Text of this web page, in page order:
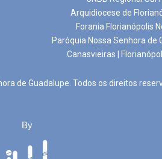
Arquidiocese de
Forania Florianópolis
Paróquia Nossa Senhora de
Canasvieiras |
de Guadalupe. Todos os direitos
By